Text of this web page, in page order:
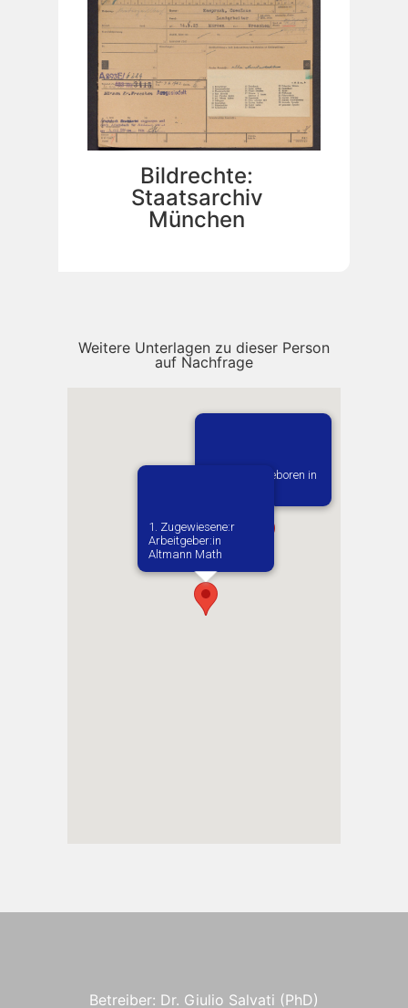
Bildrechte:
Staatsarchiv
München
Weitere Unterlagen zu dieser Person
auf Nachfrage
Vermutlich geboren in
1. Zugewiesene:r
Arbeitgeber:in​
Altmann Math
Betreiber: Dr. Giulio Salvati (PhD)